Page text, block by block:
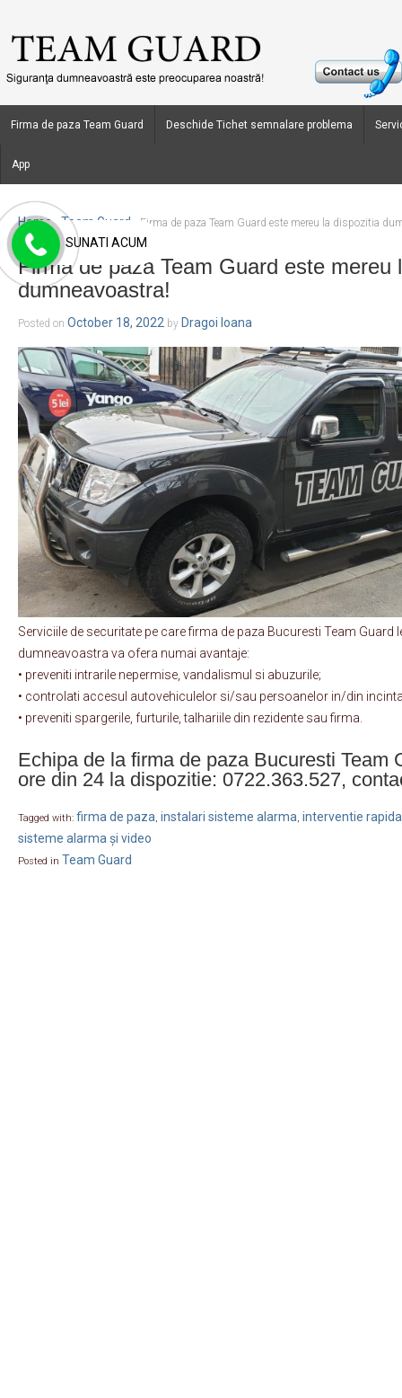
Firma de paza Team Guard Deschide Tichet semnalare problema
App
Home › Team Guard Firma de paza Team Guard este mereu la dispozitia
Firma de paza Team Guard este mereu
dumneavoastra!
Posted on October 18, 2022 by Dragoi Ioana
Serviciile de securitate pe care firma de paza Bucuresti Team Guard
dumneavoastra va ofera numai avantaje:
• preveniti intrarile nepermise, vandalismul si abuzurile;
• controlati accesul autovehiculelor si/sau persoanelor in/din
• preveniti spargerile, furturile, talhariile din rezidente sau firma.
Echipa de la firma de paza Bucuresti Team
ore din 24 la dispozitie: 0722.363.527,
Tagged with: firma de paza, instalari sisteme alarma, interventie rapida
sisteme alarma și video
Posted in Team Guard
SUNATI ACUM